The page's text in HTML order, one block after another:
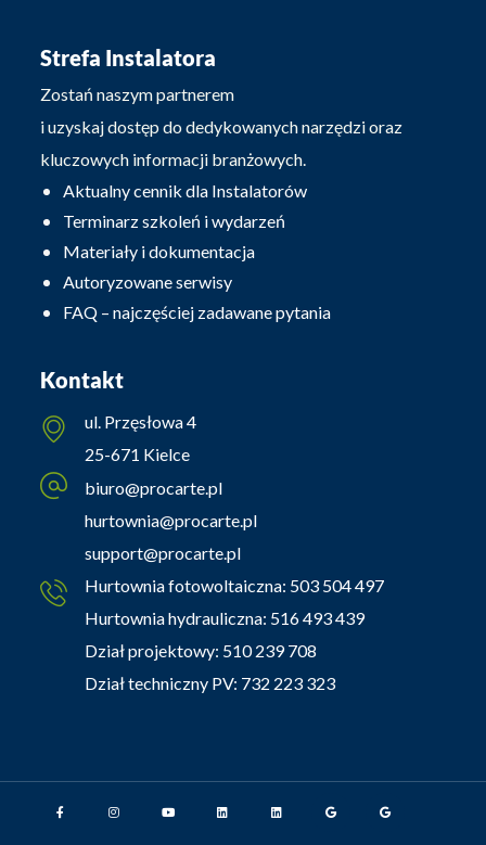
Strefa Instalatora
Zostań naszym partnerem
i uzyskaj dostęp do dedykowanych narzędzi oraz
kluczowych informacji branżowych.
Aktualny cennik dla Instalatorów
Terminarz szkoleń i wydarzeń
Materiały i dokumentacja
Autoryzowane serwisy
FAQ – najczęściej zadawane pytania
Kontakt
ul. Przęsłowa 4
25-671 Kielce
biuro@procarte.pl
hurtownia@procarte.pl
support@procarte.pl
Hurtownia fotowoltaiczna: 503 504 497
Hurtownia hydrauliczna: 516 493 439
Dział projektowy: 510 239 708
Dział techniczny PV: 732 223 323